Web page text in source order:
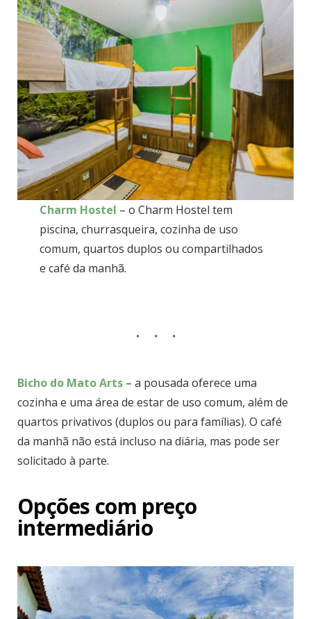
Charm Hostel – o Charm Hostel tem
piscina, churrasqueira, cozinha de uso
comum, quartos duplos ou compartilhados
e café da manhã.
Bicho do Mato Arts – a pousada oferece uma
cozinha e uma área de estar de uso comum, além de
quartos privativos (duplos ou para famílias). O café
da manhã não está incluso na diária, mas pode ser
solicitado à parte.
Opções com preço
intermediário